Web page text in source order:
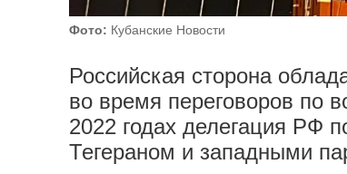
Фото: Кубанские Новости
Российская сторона
во время переговоров по
2022 годах делегация РФ
Тегераном и западными